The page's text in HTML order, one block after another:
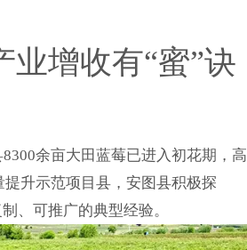
增收有“蜜”诀
余亩大田蓝莓已进入初花期，高
升示范项目县，安图县积极探
、可推广的典型经验。